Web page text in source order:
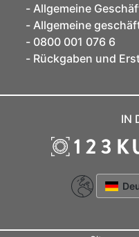
Allgemeine
Allgemeine
0800 001 076 6
Rückgaben und
IN